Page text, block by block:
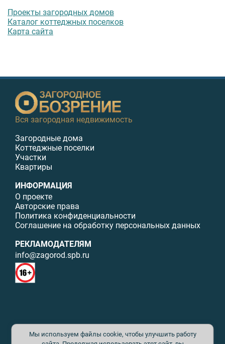
Проекты загородных домов
Каталог коттеджных поселков
Карта сайта
Вся загородная недвижимость
Загородные дома
Коттеджные поселки
Участки
Квартиры
ИНФОРМАЦИЯ
О проекте
Авторские права
Политика конфиденциальности
Соглашение на обработку персональных данных
РЕКЛАМОДАТЕЛЯМ
info@zagorod.spb.ru
© ИП Малыщева Б.Л. Все права защищены. Перепечатка материалов
данного сайта возможна только с письменного разрешения. При
цитировании ссылка на www.zagorod.spb.ru обязательна. Редакция не
Мы используем файлы cookie, чтобы улучшить работу